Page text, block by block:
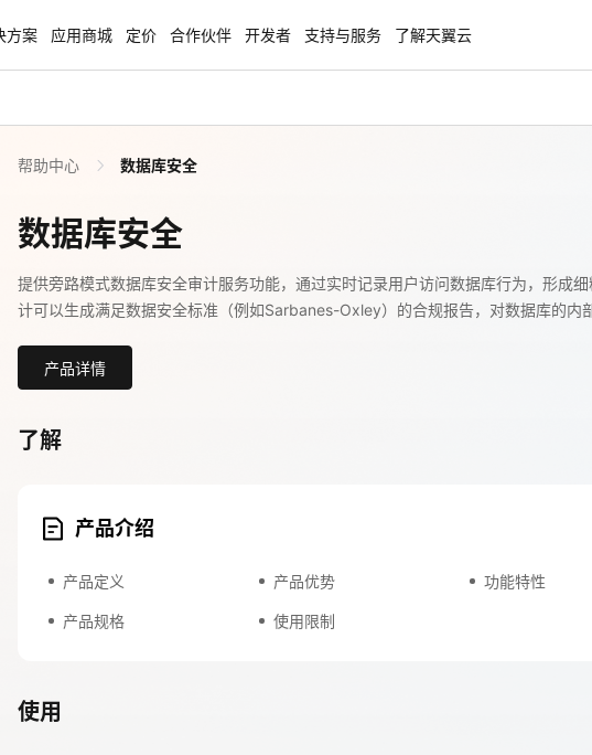
安全隔离版OpenClaw
起
企业出海解决方案 NEW
助力您的业务扬帆出海，通达全球！
天翼云信创专区 NEW
“一云多芯、一云多态”,国产化
云上钜惠
免费活动
免费试用中心
多款云产品免费试用，快来开启云上之旅
天翼云用户体验官 NEW
方案 应用商城 定价 合作伙伴 开发者 支持与服务 了解天翼云
帮助中心 数据库安全
数据库安全
提供旁路模式数据库安全审计服务功能，通过实时记录用户访问数据库行为，形成
计可以生成满足数据安全标准（例如Sarbanes-Oxley）的合规报告，对数据库的内
产品详情
了解
产品介绍
产品定义 产品优势 功能特性
产品规格 使用限制
使用